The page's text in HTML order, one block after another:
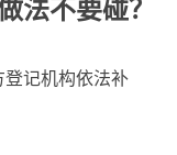
法不要碰？
登记机构依法补